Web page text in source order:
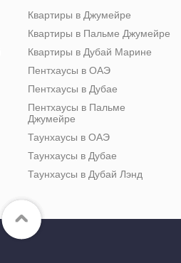
Квартиры в Джумейре
Квартиры в Пальме Джумейре
Квартиры в Дубай Марине
Пентхаусы в ОАЭ
Пентхаусы в Дубае
Пентхаусы в Пальме
Джумейре
Таунхаусы в ОАЭ
Таунхаусы в Дубае
Таунхаусы в Дубай Лэнд